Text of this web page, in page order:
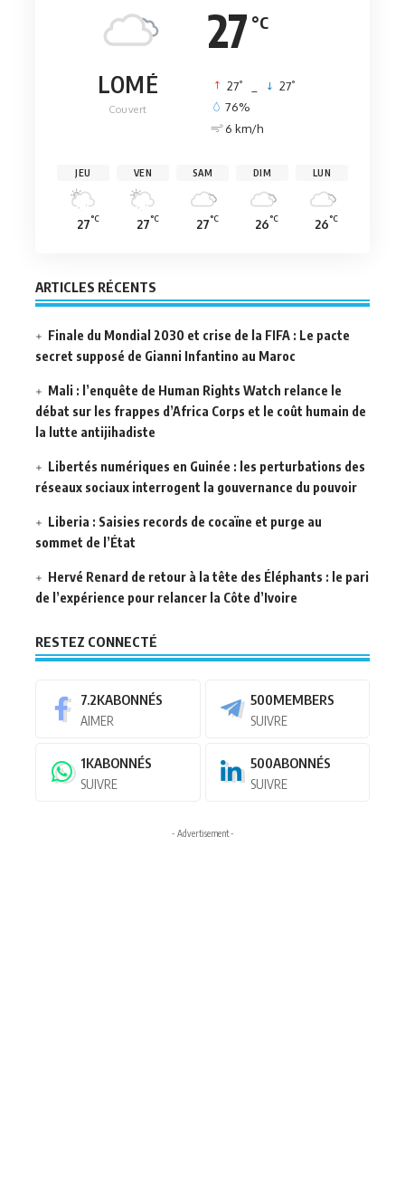
27 °C
LOMÉ
Couvert
27° 27°
76%
6 km/h
JEU
27°C
VEN
27°C
SAM
27°C
DIM
26°C
LUN
26°C
ARTICLES RÉCENTS
Finale du Mondial 2030 et crise de la FIFA : Le pacte
secret supposé de Gianni Infantino au Maroc
Mali : l’enquête de Human Rights Watch relance le
débat sur les frappes d’Africa Corps et le coût humain de
la lutte antijihadiste
Libertés numériques en Guinée : les perturbations des
réseaux sociaux interrogent la gouvernance du pouvoir
Liberia : Saisies records de cocaïne et purge au
sommet de l’État
Hervé Renard de retour à la tête des Éléphants : le pari
de l’expérience pour relancer la Côte d’Ivoire
RESTEZ CONNECTÉ
7.2KABONNÉS
AIMER
500MEMBERS
SUIVRE
1KABONNÉS
SUIVRE
500ABONNÉS
SUIVRE
- Advertisement -